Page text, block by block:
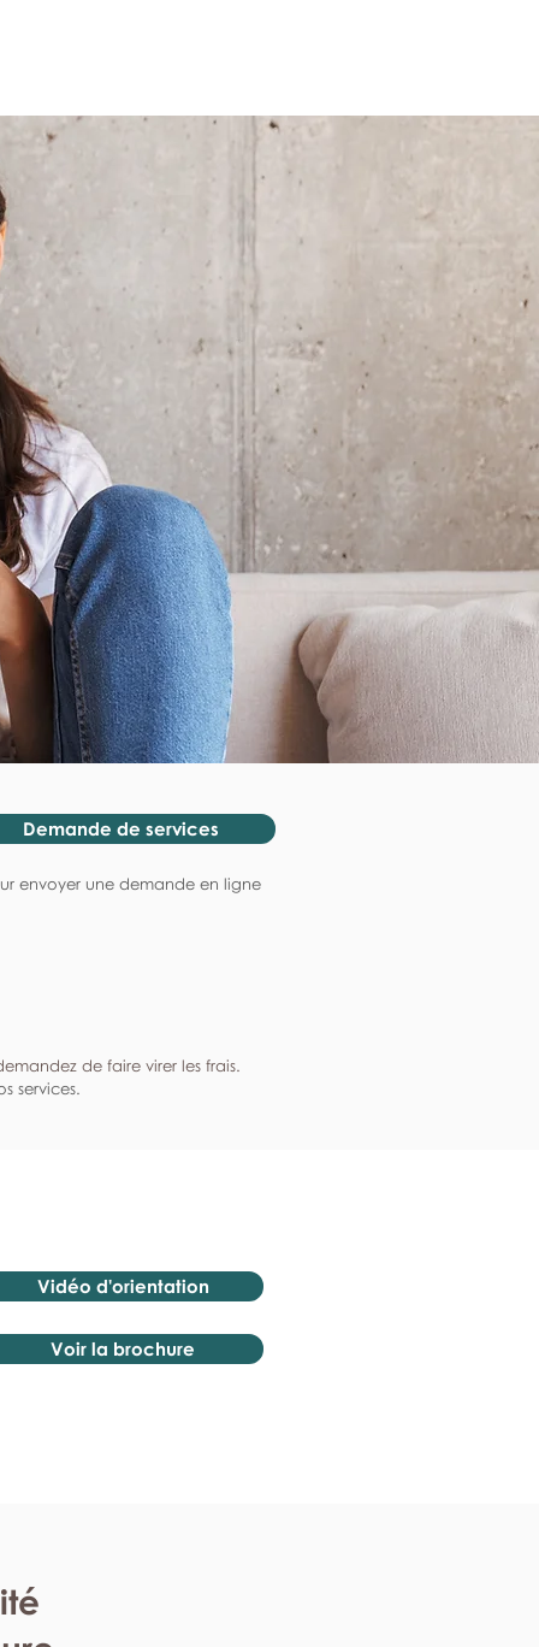
Demande de services
envoyer une demande en ligne
de faire virer les frais.
services.
Vidéo d'orientation
Voir la brochure